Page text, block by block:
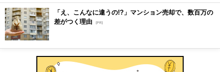
「え、こんなに違うの!?」マンション売却で、数百万の
差がつく理由 [PR]